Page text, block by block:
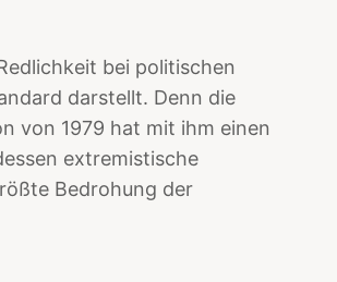
bei politischen
darstellt. Denn die
von 1979 hat mit ihm einen
extremistische
Bedrohung der